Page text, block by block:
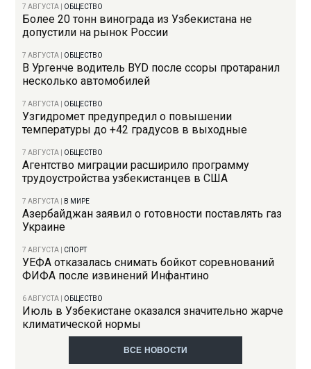
7 АВГУСТА ОБЩЕСТВО
Более 20 тонн винограда из Узбекистана не
допустили на рынок России
7 АВГУСТА ОБЩЕСТВО
В Ургенче водитель BYD после ссоры протаранил
несколько автомобилей
7 АВГУСТА ОБЩЕСТВО
Узгидромет предупредил о повышении
температуры до +42 градусов в выходные
7 АВГУСТА ОБЩЕСТВО
Агентство миграции расширило программу
трудоустройства узбекистанцев в США
7 АВГУСТА В МИРЕ
Азербайджан заявил о готовности поставлять газ
Украине
7 АВГУСТА СПОРТ
УЕФА отказалась снимать бойкот соревнований
ФИФА после извинений Инфантино
6 АВГУСТА ОБЩЕСТВО
Июль в Узбекистане оказался значительно жарче
климатической нормы
ВСЕ НОВОСТИ